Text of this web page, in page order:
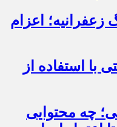
اعزام
استفاده از
چه محتوایی